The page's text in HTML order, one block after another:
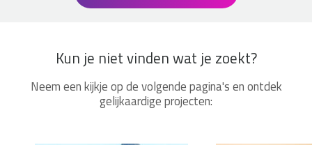
Kun je niet vinden wat je zoekt?
Neem een kijkje op de volgende pagina's en ontdek
gelijkaardige projecten: